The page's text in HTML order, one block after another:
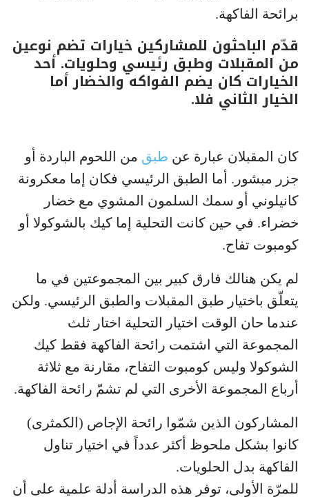
برائحة الفاكهة.
قدّم الباحثون للمشاركين خيارات تضم نوعين
من المقبلات وطبق رئيسي وحلويات. أحد
الخيارات كان يضم الفواكه والخضار أما
الخيار الثاني فلا.
كان المقبلان عبارة عن طبق من اللحوم الباردة أو
جزر مبشور. أما الطبق الرئيسي فكان إما معكرونة
كانيلوني أو سمك السلمون المشوي مع خضار
خضراء. في حين كانت التحلية إما كيك بالشوكولا أو
كومبوت تفاح.
لم يكن هنالك فارق كبير بين المجموعتين في ما
يتعلّق باختيار طبق المقبلات والطبق الرئيسي. ولكن
عندما حان الوقت اختيار التحلية اختار ثلث
المجموعة التي اشتمت رائحة الفاكهة فقط كيك
الشوكولا وليس كومبوت التفاح، مقارنة مع ثلاثة
أرباع المجموعة الأخرى التي لم تشمّ رائحة الفاكهة.
المشاركون الذين شمّوا رائحة الإجاص (الكمثرى)
كانوا بشكل ملحوظ أكثر عدداً في اختيار تناول
الفاكهة بدل الحلويات.
للمرّة الأولى، توفر هذه الدراسة أدلة علمية على أن